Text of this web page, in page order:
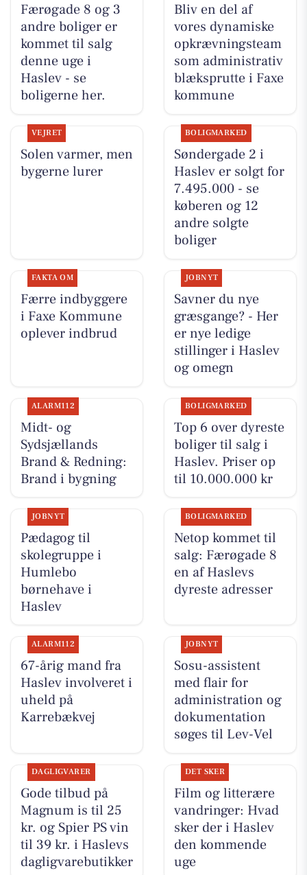
Færøgade 8 og 3
andre boliger er
kommet til salg
denne uge i
Haslev - se
boligerne her.
Bliv en del af
vores dynamiske
opkrævningsteam
som administrativ
blæksprutte i Faxe
kommune
VEJRET
Solen varmer, men
bygerne lurer
BOLIGMARKED
Søndergade 2 i
Haslev er solgt for
7.495.000 - se
køberen og 12
andre solgte
boliger
FAKTA OM
Færre indbyggere
i Faxe Kommune
oplever indbrud
JOBNYT
Savner du nye
græsgange? - Her
er nye ledige
stillinger i Haslev
og omegn
ALARM112
Midt- og
Sydsjællands
Brand & Redning:
Brand i bygning
BOLIGMARKED
Top 6 over dyreste
boliger til salg i
Haslev. Priser op
til 10.000.000 kr
JOBNYT
Pædagog til
skolegruppe i
Humlebo
børnehave i
Haslev
BOLIGMARKED
Netop kommet til
salg: Færøgade 8
en af Haslevs
dyreste adresser
ALARM112
67-årig mand fra
Haslev involveret i
uheld på
Karrebækvej
JOBNYT
Sosu-assistent
med flair for
administration og
dokumentation
søges til Lev-Vel
DAGLIGVARER
Gode tilbud på
Magnum is til 25
kr. og Spier PS vin
til 39 kr. i Haslevs
dagligvarebutikker
DET SKER
Film og litterære
vandringer: Hvad
sker der i Haslev
den kommende
uge